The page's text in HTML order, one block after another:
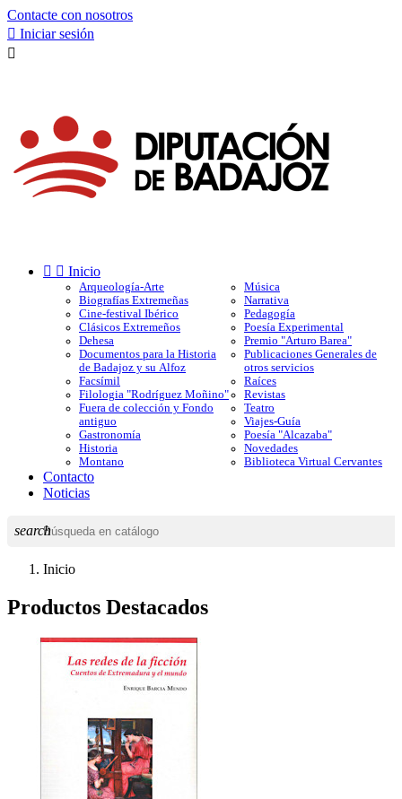
Contacte con nosotros
 Iniciar sesión

  Inicio
Arqueología-Arte
Biografías Extremeñas
Cine-festival Ibérico
Clásicos Extremeños
Dehesa
Documentos para la Historia
de Badajoz y su Alfoz
Facsímil
Filologia "Rodríguez Moñino"
Fuera de colección y Fondo
antiguo
Gastronomía
Historia
Montano
Música
Narrativa
Pedagogía
Poesía Experimental
Premio "Arturo Barea"
Publicaciones Generales de
otros servicios
Raíces
Revistas
Teatro
Viajes-Guía
Poesía "Alcazaba"
Novedades
Biblioteca Virtual Cervantes
Contacto
Noticias
search
Inicio
Productos Destacados